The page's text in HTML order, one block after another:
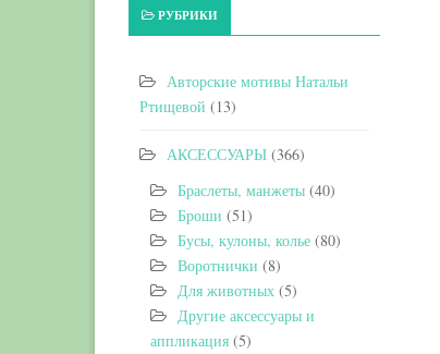
РУБРИКИ
Авторские мотивы Натальи
Ртищевой (13)
АКСЕССУАРЫ (366)
Браслеты, манжеты (40)
Броши (51)
Бусы, кулоны, колье (80)
Воротнички (8)
Для животных (5)
Другие аксессуары и
аппликация (5)